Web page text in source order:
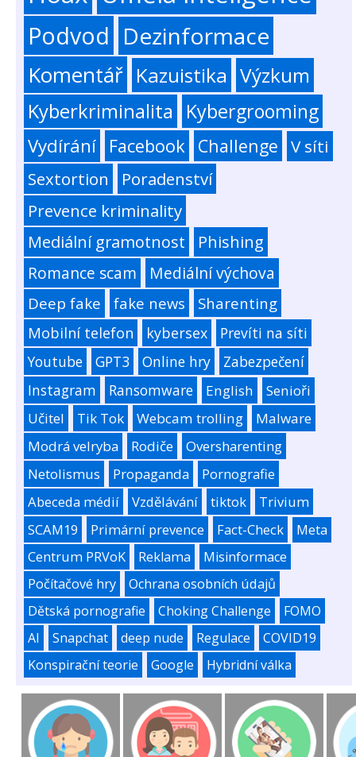
Podvod Dezinformace
Komentář Kazuistika Výzkum
Kyberkriminalita Kybergrooming
Vydírání Facebook Challenge
V síti
Sextortion
Poradenství
Prevence kriminality
Mediální gramotnost
Phishing
Romance scam
Mediální výchova
Deep fake fake news Sharenting
Mobilní telefon kybersex
Prevíti na síti
Youtube
GPT3 Online hry
Zabezpečení
Instagram
Ransomware English
Senioři
Učitel
Tik Tok Webcam trolling
Malware
Modrá velryba
Rodiče
Oversharenting
Netolismus
Propaganda
Pornografie
Abeceda médií
Vzdělávání tiktok
Trivium
SCAM19
Primární prevence Fact-Check
Meta
Centrum PRVoK
Reklama
Misinformace
Počítačové hry
Ochrana osobních údajů
Dětská pornografie
Choking Challenge
FOMO
AI
Snapchat deep nude Regulace
COVID19
Konspirační teorie
Google Hybridní válka